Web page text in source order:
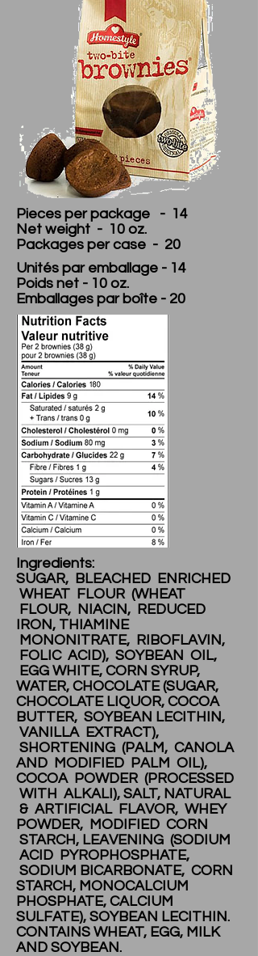
Ingredients:
SUGAR, BLEACHED ENRICHED
WHEAT FLOUR (WHEAT
FLOUR, NIACIN, REDUCED
IRON, THIAMINE
MONONITRATE, RIBOFLAVIN,
FOLIC ACID), SOYBEAN OIL,
EGG WHITE, CORN SYRUP,
WATER, CHOCOLATE (SUGAR,
CHOCOLATE LIQUOR, COCOA
BUTTER, SOYBEAN LECITHIN,
VANILLA EXTRACT),
SHORTENING (PALM, CANOLA
AND MODIFIED PALM OIL),
COCOA POWDER (PROCESSED
WITH ALKALI), SALT, NATURAL
& ARTIFICIAL FLAVOR, WHEY
POWDER, MODIFIED CORN
STARCH, LEAVENING (SODIUM
ACID PYROPHOSPHATE,
SODIUM BICARBONATE, CORN
STARCH, MONOCALCIUM
PHOSPHATE, CALCIUM
SULFATE), SOYBEAN LECITHIN.
CONTAINS WHEAT, EGG, MILK
AND SOYBEAN.
Pieces per package - 14
Net weight - 10 oz.
Packages per case - 20
Unités par emballage - 14
Poids net - 10 oz.
Emballages par boîte - 20